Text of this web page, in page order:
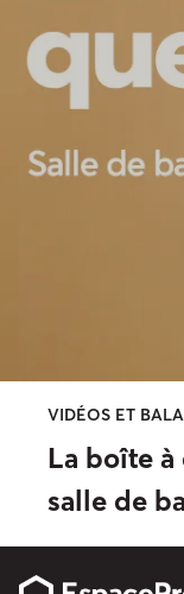
VIDÉOS ET
La boîte à
salle de